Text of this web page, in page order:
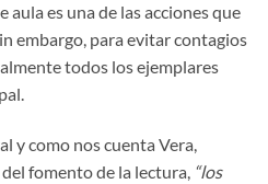
es una de las acciones que
embargo, para evitar contagios
todos los ejemplares
y como nos cuenta Vera,
fomento de la lectura, “los